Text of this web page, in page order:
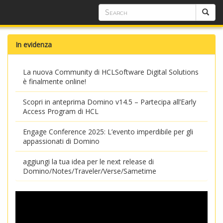
In evidenza
La nuova Community di HCLSoftware Digital Solutions
è finalmente online!
Scopri in anteprima Domino v14.5 – Partecipa all’Early
Access Program di HCL
Engage Conference 2025: L’evento imperdibile per gli
appassionati di Domino
aggiungi la tua idea per le next release di
Domino/Notes/Traveler/Verse/Sametime